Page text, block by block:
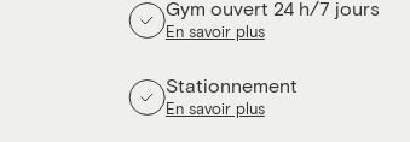
Gym ouvert 24 h/7 jours
En savoir plus
Stationnement
En savoir plus